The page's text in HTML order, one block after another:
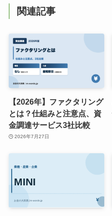
関連記事
【2026年】ファクタリング
とは？仕組みと注意点、資
金調達サービス3社比較
2026年7月27日